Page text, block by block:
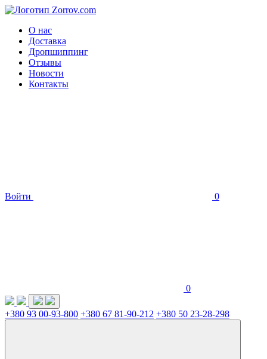
О нас
Доставка
Дропшиппинг
Отзывы
Новости
Контакты
Войти 0
0
+380 93 00-93-800 +380 67 81-90-212 +380 50 23-28-298